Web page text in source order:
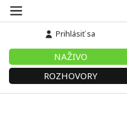
Prihlásiť sa
NAŽIVO
ROZHOVORY